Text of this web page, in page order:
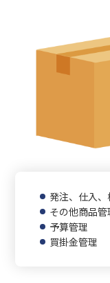
発注、仕入
その他商品管
予算管理
買掛金管理